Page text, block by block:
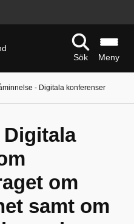
Sök
Meny
- Digitala konferenser
Digitala
om
samt om